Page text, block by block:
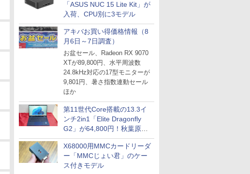
「ASUS NUC 15 Lite Kit」が
入荷、CPU別に3モデル
アキバお買い得価格情報（8
月6日～7日調査）
お盆セール、Radeon RX 9070
XTが89,800円、水平周波数
24.8kHz対応の17型モニターが
9,801円、暑さ指数連動セール
ほか
第11世代Core搭載の13.3イ
ンチ2in1「Elite Dragonfly
G2」が64,800円！秋葉原で
中古PCセール
X68000用MMCカードリーダ
ー「MMCじょい君」のケー
ス付きモデル